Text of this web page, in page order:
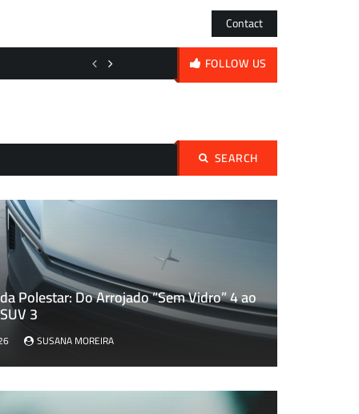
Contact
A encruzilhada da DJI: Mergulhos em FPV a preço de saldo ou o
FOLLOW US
SEARCH
Pesquisar
Polestar: Do Arrojado “Sem Vidro” 4 ao
3
SUSANA MOREIRA